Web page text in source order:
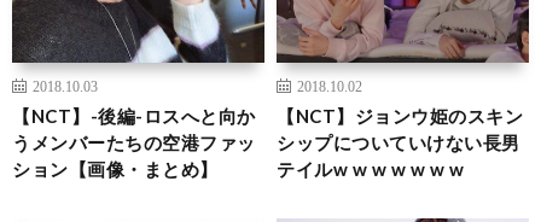
2018.10.03
【NCT】-後編-ロスへと向か
うメンバーたちの空港ファッ
ション【画像・まとめ】
2018.10.02
【NCT】ジョンウ姫のスキン
シップについていけない長男
テイルw w w w w w w